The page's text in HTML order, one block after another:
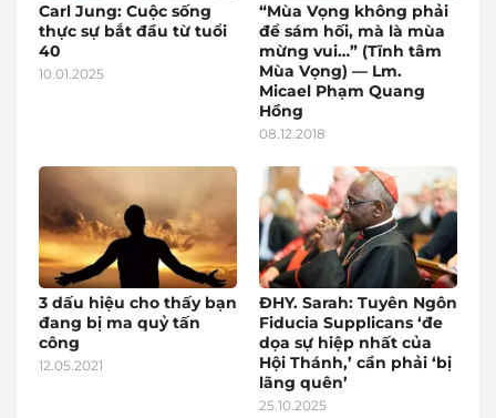
Carl Jung: Cuộc sống
thực sự bắt đầu từ tuổi
40
10.01.2025
“Mùa Vọng không phải
để sám hối, mà là mùa
mừng vui…” (Tĩnh tâm
Mùa Vọng) — Lm.
Micael Phạm Quang
Hồng
08.12.2018
3 dấu hiệu cho thấy bạn
đang bị ma quỷ tấn
công
12.05.2021
ĐHY. Sarah: Tuyên Ngôn
Fiducia Supplicans ‘đe
dọa sự hiệp nhất của
Hội Thánh,’ cần phải ‘bị
lãng quên’
25.10.2025